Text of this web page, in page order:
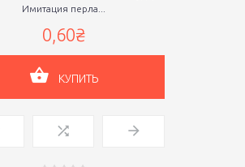
Имитация перла...
0,60₴
КУПИТЬ